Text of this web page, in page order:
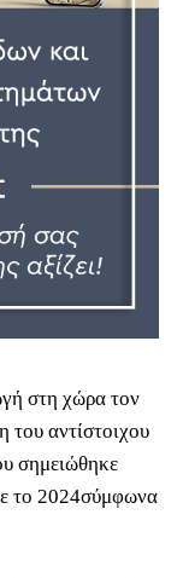
στη χώρα τον
του αντίστοιχου
σημειώθηκε
το 2024σύμφωνα